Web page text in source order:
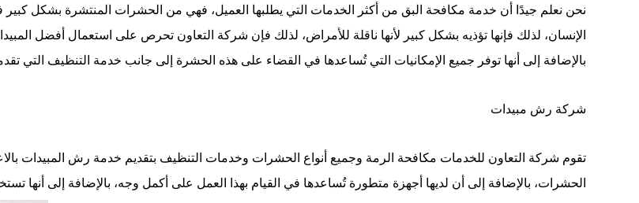
نحن نعلم جيدًا أن خدمة مكافحة البق من أكثر الخدمات التي يطلبها العميل، فهي من الحشرات المنتشرة بشكل
الإنسان، لذلك فإنها تؤذيه بشكل كبير لأنها ناقلة للأمراض، لذلك فإن شركة التعاون تحرص على استعمال أفضل
بالإضافة إلى أنها توفر جميع الإمكانيات التي تُساعدها في القضاء على هذه الحشرة إلى جانب خدمة التنظيف التي
شركة رش مبيدات
تقوم شركة التعاون للخدمات مكافحة الرمة وجميع أنواع الحشرات وخدمات التنظيف بتقديم خدمة رش المبيدات
الحشرات، بالإضافة إلى أن لديها أجهزة متطورة تُساعدها في القيام بهذا العمل على أكمل وجه، بالإضافة إلى أنها